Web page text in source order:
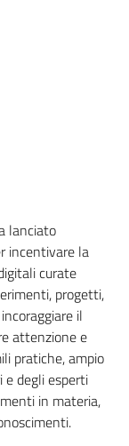
lanciato
incentivare la
curate
progetti,
il
attenzione e
pratiche, ampio
e degli esperti
in materia,